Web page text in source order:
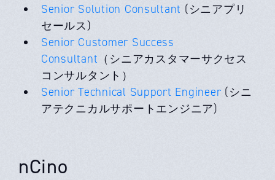
Senior Solution Consultant (シニアプリ
セールス)
Senior Customer Success
Consultant （シニアカスタマーサクセス
コンサルタント）
Senior Technical Support Engineer (シニ
アテクニカルサポートエンジニア)
nCino